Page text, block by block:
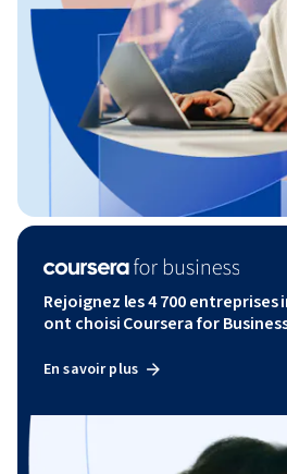
Rejoignez les 4 700
ont choisi Coursera for
En savoir plus